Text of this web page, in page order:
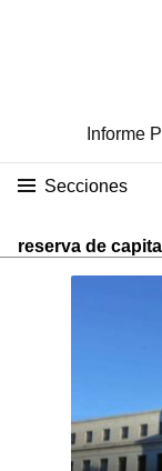
Informe
Secciones
reserva de capital